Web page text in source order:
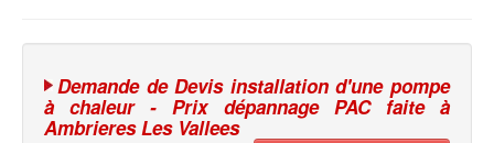
Demande de Devis installation d'une pompe
à chaleur - Prix dépannage PAC faite à
Ambrieres Les Vallees